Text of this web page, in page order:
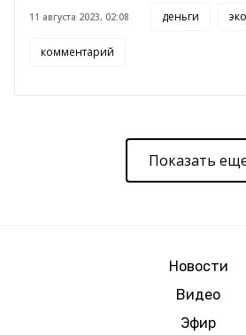
11 августа 2023, 02:08 деньги
комментарий
Показать
Новости
Видео
Эфир